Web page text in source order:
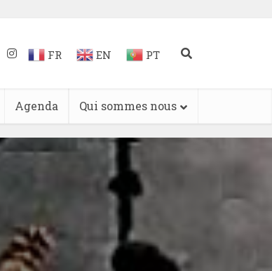
FR EN PT
Agenda Qui sommes nous